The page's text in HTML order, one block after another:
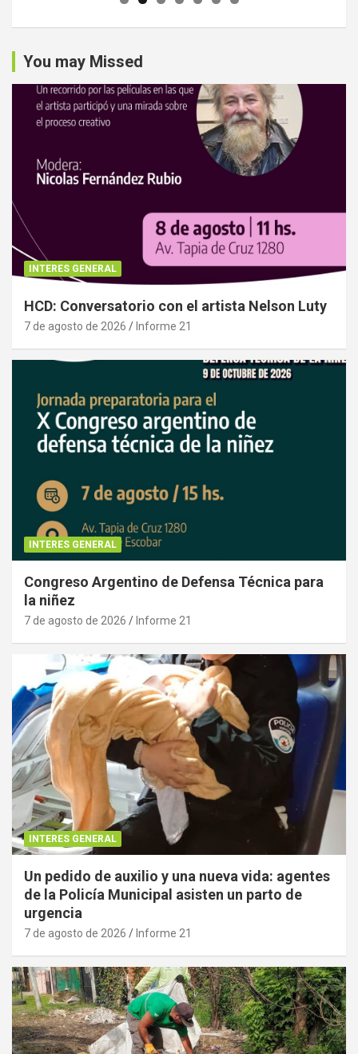
You may Missed
INTERES GENERAL
HCD: Conversatorio con el artista Nelson Luty
7 de agosto de 2026 Informe 21
INTERES GENERAL
Congreso Argentino de Defensa Técnica para
la niñez
7 de agosto de 2026 Informe 21
INTERES GENERAL
Un pedido de auxilio y una nueva vida: agentes
de la Policía Municipal asisten un parto de
urgencia
7 de agosto de 2026 Informe 21